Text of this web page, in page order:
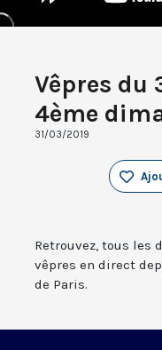
Vêpres du
4ème
31/03/2019
Retrouvez, tous les
vêpres en direct
de Paris.